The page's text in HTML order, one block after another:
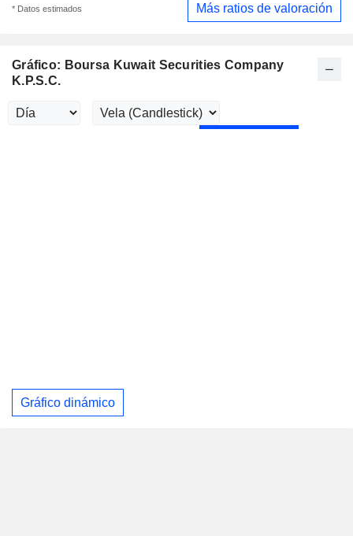
* Datos estimados Más ratios de valoración
Gráfico: Boursa Kuwait Securities Company
K.P.S.C.
Gráfico dinámico